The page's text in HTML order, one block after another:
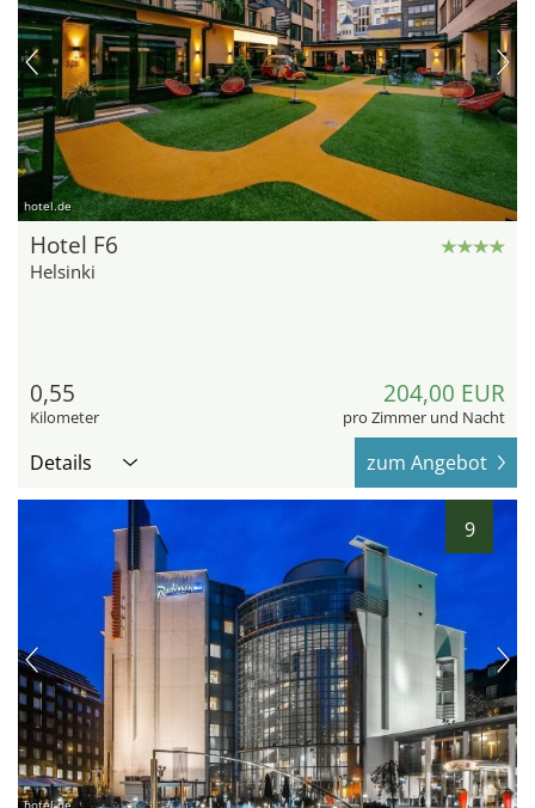
hotel.de
Hotel F6
Helsinki
0,55
Kilometer
204,00 EUR
pro Zimmer und Nacht
Details zum Angebot
9
hotel.de